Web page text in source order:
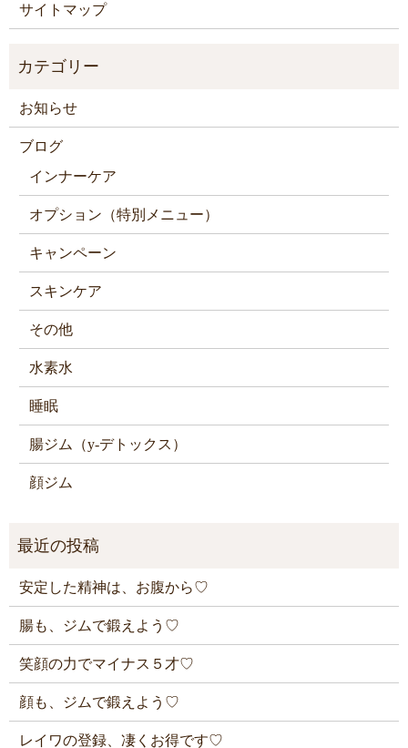
サイトマップ
お知らせ
ブログ
インナーケア
オプション（特別メニュー）
キャンペーン
スキンケア
その他
水素水
睡眠
腸ジム（y-デトックス）
顔ジム
安定した精神は、お腹から♡
腸も、ジムで鍛えよう♡
笑顔の力でマイナス５才♡
顔も、ジムで鍛えよう♡
レイワの登録、凄くお得です♡